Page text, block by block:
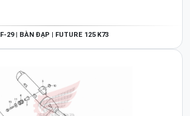
F-29 | BÀN ĐẠP | FUTURE 125 K73